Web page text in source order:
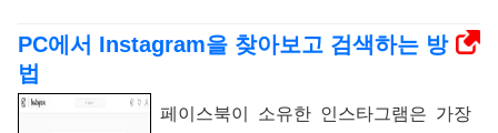
PC에서 Instagram을 찾아보고 검색하는 방
법
페이스북이 소유한 인스타그램은 가장